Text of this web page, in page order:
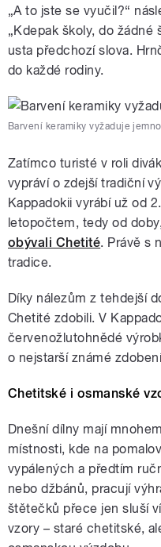
„A to jste se vyučil?“
„Kdepak školy, do
usta předchozí slova.
do každé rodiny.
Barvení keramiky vyžaduje
Zatímco turisté v roli
vypráví o zdejší tradiční
Kappadokii vyrábí už od
letopočtem, tedy od
obývali Chetité. Právě s
tradice.
Díky nálezům z tehdejší
Chetité zdobili. V
červenožlutohnědé
o nejstarší známé
Chetitské i osmanské
Dnešní dílny mají
místnosti, kde na
vypálených a předtím
nebo džbánů, pracují
štětečků přece jen sluší
vzory – staré chetitské,